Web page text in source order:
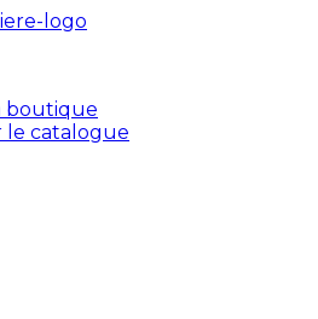
boutique
le catalogue